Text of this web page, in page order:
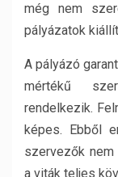
még nem
pályázatok
A pályázó
mértékű
rendelkezik.
képes. Ebből
szervezők
a viták teljes